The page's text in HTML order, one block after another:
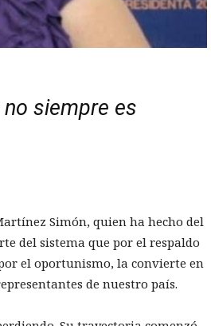
siempre es
Simón, quien ha hecho del
del sistema que por el respaldo
el oportunismo, la convierte en
de nuestro país.